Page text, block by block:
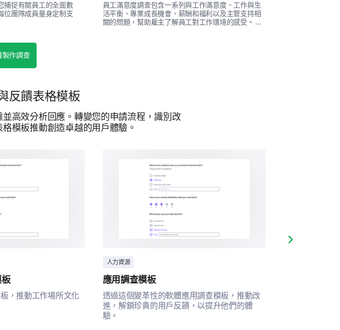
，說明我們如何改善您在新員工文件流程中的體驗。
捕捉有關員工的全面數
位團隊成員量身定制支
員工滿意度調查包含一系列與工作滿意度、工作與生
活平衡、專業成長機會、薪酬和福利以及主管支持相
關的問題，幫助雇主了解員工對工作環境的感受。 ...
製作調查
反饋表格模板
高效分析回應。轉變您的申請流程，識別改
模板推動創造卓越的用戶體驗。
，推動工作場所文化
人力資源
應用調查模板
透過這個變革性的軟體應用調查模板，推動改
進，解鎖珍貴的用戶反饋，以提升他們的體
驗。
Next slide